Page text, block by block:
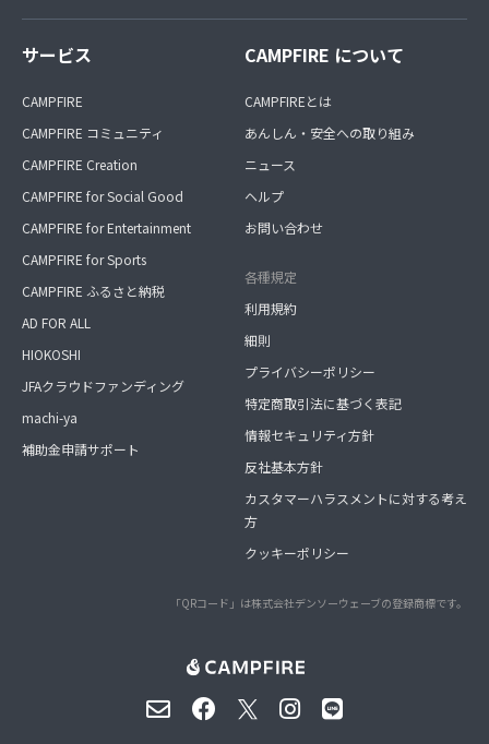
サービス
CAMPFIRE
CAMPFIRE コミュニティ
CAMPFIRE Creation
CAMPFIRE for Social Good
CAMPFIRE for Entertainment
CAMPFIRE for Sports
CAMPFIRE ふるさと納税
AD FOR ALL
HIOKOSHI
JFAクラウドファンディング
machi-ya
補助金申請サポート
CAMPFIRE について
CAMPFIREとは
あんしん・安全への取り組み
ニュース
ヘルプ
お問い合わせ
各種規定
利用規約
細則
プライバシーポリシー
特定商取引法に基づく表記
情報セキュリティ方針
反社基本方針
カスタマーハラスメントに対する考え
方
クッキーポリシー
「QRコード」は株式会社デンソーウェーブの登録商標です。